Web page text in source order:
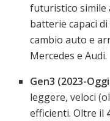
futuristico simile
batterie capaci
cambio auto e
Mercedes e Audi.
Gen3 (2023-
leggere, veloci
efficienti. Oltre il